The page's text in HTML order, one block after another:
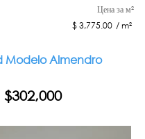
Цена за м²
$ 3,775.00 / m²
Modelo Almendro
$302,000